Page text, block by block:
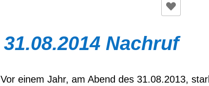
31.08.2014 Nachruf
Vor einem Jahr, am Abend des 31.08.2013,